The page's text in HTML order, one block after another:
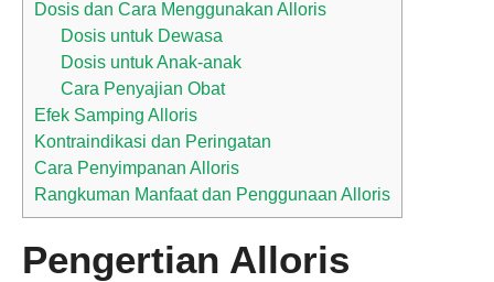
Dosis dan Cara Menggunakan Alloris
Dosis untuk Dewasa
Dosis untuk Anak-anak
Cara Penyajian Obat
Efek Samping Alloris
Kontraindikasi dan Peringatan
Cara Penyimpanan Alloris
Rangkuman Manfaat dan Penggunaan Alloris
Pengertian Alloris